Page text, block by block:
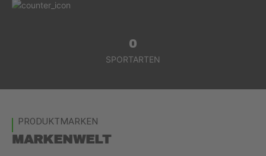
0
SPORTARTEN
PRODUKTMARKEN
MARKENWELT